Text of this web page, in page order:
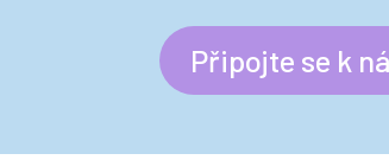
Připojte se k